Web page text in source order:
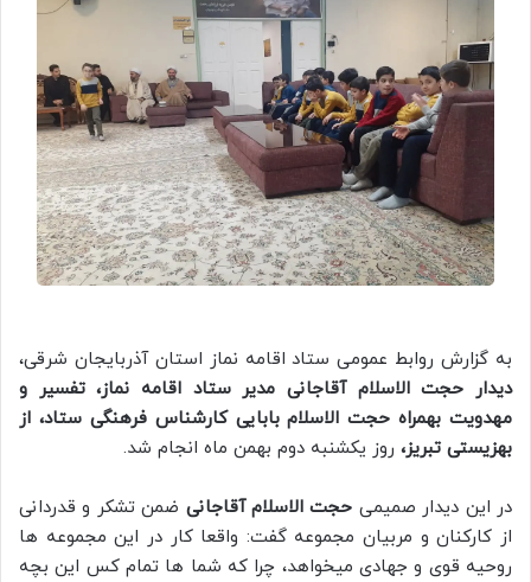
به گزارش روابط عمومی ستاد اقامه نماز استان آذربایجان شرقی،
دیدار حجت الاسلام آقاجانی مدیر ستاد اقامه نماز، تفسیر و
مهدویت بهمراه حجت الاسلام بابایی کارشناس فرهنگی ستاد، از
بهزیستی تبریز، روز یکشنبه دوم بهمن ماه انجام شد.
در این دیدار صمیمی حجت الاسلام آقاجانی ضمن تشکر و قدردانی
از کارکنان و مربیان مجموعه گفت: واقعا کار در این مجموعه ها
روحیه قوی و جهادی میخواهد، چرا که شما ها تمام کس این بچه